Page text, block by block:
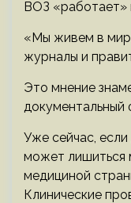
ВОЗ «работает»
«Мы живем в
журналы и
Это мнение
документальный
Уже сейчас,
может лишиться
медициной
Клинические